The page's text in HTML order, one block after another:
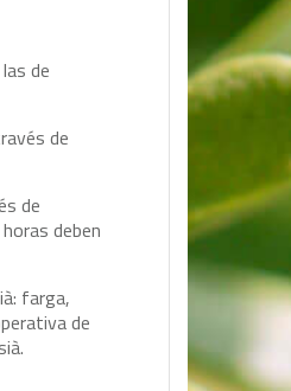
de
de
de
deben
farga,
de